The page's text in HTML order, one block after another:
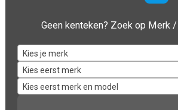
Geen kenteken? Zoek op Merk
Kies je merk
Kies eerst merk
Kies eerst merk en model